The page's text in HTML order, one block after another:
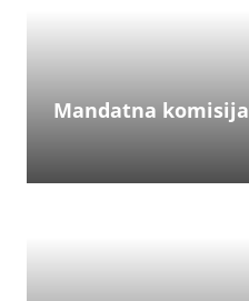
Mandatna komisija